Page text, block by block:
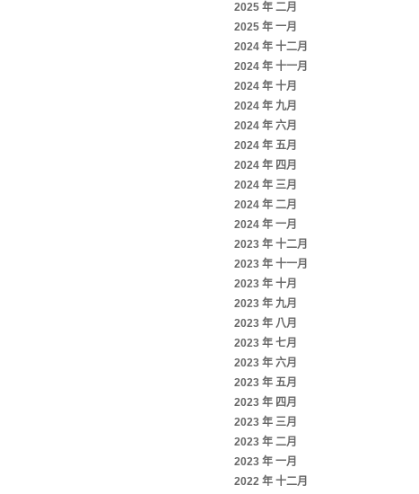
2025 年 二月
2025 年 一月
2024 年 十二月
2024 年 十一月
2024 年 十月
2024 年 九月
2024 年 六月
2024 年 五月
2024 年 四月
2024 年 三月
2024 年 二月
2024 年 一月
2023 年 十二月
2023 年 十一月
2023 年 十月
2023 年 九月
2023 年 八月
2023 年 七月
2023 年 六月
2023 年 五月
2023 年 四月
2023 年 三月
2023 年 二月
2023 年 一月
2022 年 十二月